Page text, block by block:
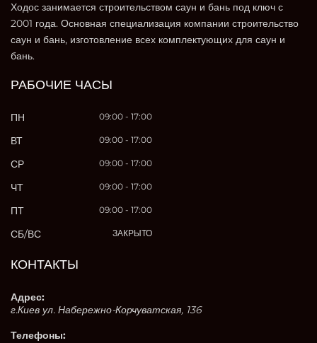
Ходос занимается строительством саун и бань под ключ с
2001 года. Основная специализация компании строительство
саун и бань, изготовление всех комплектующих для саун и
бань.
РАБОЧИЕ ЧАСЫ
ПН 09:00 - 17:00
ВТ 09:00 - 17:00
СР 09:00 - 17:00
ЧТ 09:00 - 17:00
ПТ 09:00 - 17:00
СБ/ВС ЗАКРЫТО
КОНТАКТЫ
Адрес:
г.Киев ул. Набережно-Корчуватская, 136
Телефоны: